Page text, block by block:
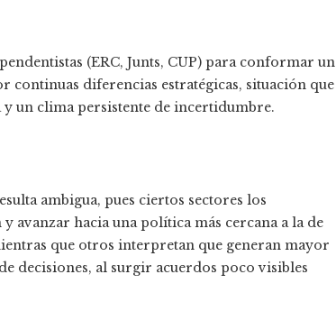
(ERC, Junts, CUP) para conformar un
continuas diferencias estratégicas, situación que
un clima persistente de incertidumbre.
ambigua, pues ciertos sectores los
hacia una política más cercana a la de
que otros interpretan que generan mayor
decisiones, al surgir acuerdos poco visibles